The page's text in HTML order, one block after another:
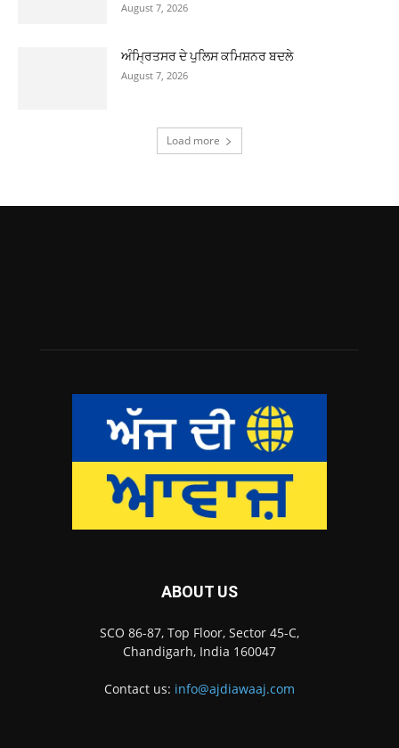
August 7, 2026
ਅੰਮ੍ਰਿਤਸਰ ਦੇ ਪੁਲਿਸ ਕਮਿਸ਼ਨਰ ਬਦਲੇ
August 7, 2026
Load more
ABOUT US
SCO 86-87, Top Floor, Sector 45-C,
Chandigarh, India 160047
Contact us: info@ajdiawaaj.com